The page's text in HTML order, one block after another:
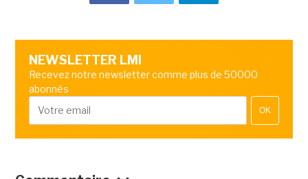
NEWSLETTER LMI
Recevez notre newsletter comme plus de 50000
abonnés
OK